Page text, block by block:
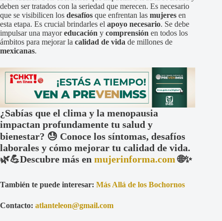
deben ser tratados con la seriedad que merecen. Es necesario
que se visibilicen los desafíos que enfrentan las mujeres en
esta etapa. Es crucial brindarles el apoyo necesario. Se debe
impulsar una mayoreducación y comprensión en todos los
ámbitos para mejorar la calidad de vida de millones de
mexicanas.
¿Sabías que el clima y la menopausia
impactan profundamente tu salud y
bienestar? 😓 Conoce los síntomas, desafíos
laborales y cómo mejorar tu calidad de vida.
🌿💪Descubre más en mujerinforma.com🌐✨
También te puede interesar: Más Allá de los Bochornos
Contacto: atlanteleon@gmail.com